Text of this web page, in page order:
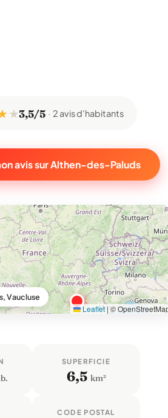
★3,5/5 2 avis d'habitants
avis sur Althen-des-Paluds
Leaflet|©
Vaucluse
SUPERFICIE
6,5 km²
CODE POSTAL